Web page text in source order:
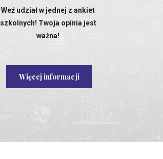
Weź udział w jednej z ankiet
szkolnych! Twoja opinia jest
ważna!
Więcej informacji